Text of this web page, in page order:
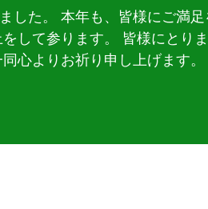
た。 本年も、皆様にご満足
して参ります。 皆様にとりま
心よりお祈り申し上げます。